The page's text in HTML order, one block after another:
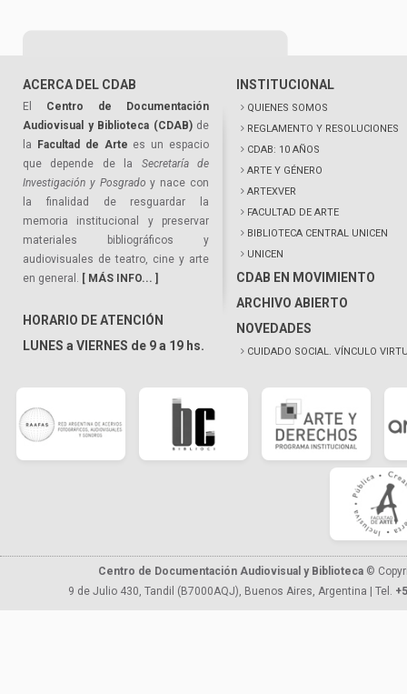
ACERCA DEL CDAB
El Centro de Documentación
Audiovisual y Biblioteca (CDAB)de
la
Facultad de Arte es un espacio
que depende de la Secretaría de
Investigación y Posgrado y nace con
la finalidad de resguardar la
memoria institucional y preservar
materiales bibliográficos y
audiovisuales de teatro, cine y arte
en general. [ MÁS INFO... ]
HORARIO DE ATENCIÓN
LUNES a VIERNES de 9 a 19 hs.
INSTITUCIONAL
QUIENES SOMOS
REGLAMENTO Y RESOLUCIONES
CDAB: 10 AÑOS
ARTE Y GÉNERO
ARTEXVER
FACULTAD DE ARTE
BIBLIOTECA CENTRAL UNICEN
UNICEN
CDAB EN MOVIMIENTO
ARCHIVO ABIERTO
NOVEDADES
CUIDADO SOCIAL. VÍNCULO
Centro de Documentación Audiovisual y Biblioteca ©
9 de Julio 430, Tandil (B7000AQJ), Buenos Aires, Argentina | Tel.